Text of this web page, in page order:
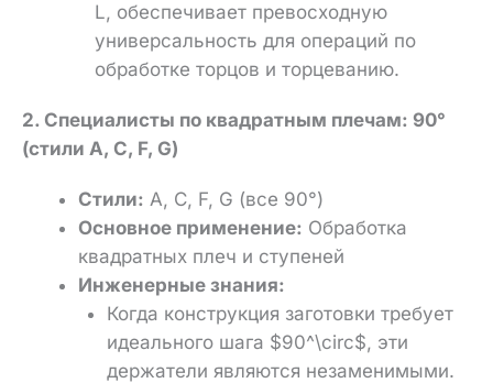
L, обеспечивает превосходную
универсальность для операций по
обработке торцов и торцеванию.
2. Специалисты по квадратным плечам: 90°
(стили A, C, F, G)
Стили: A, C, F, G (все 90°)
Основное применение: Обработка
квадратных плеч и ступеней
Инженерные знания:
Когда конструкция заготовки требует
идеального шага $90^\circ$, эти
держатели являются незаменимыми.